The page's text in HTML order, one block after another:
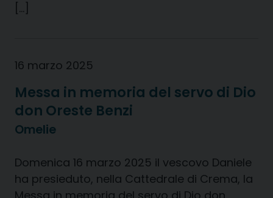
[…]
16 marzo 2025
Messa in memoria del servo di Dio
don Oreste Benzi
Omelie
Domenica 16 marzo 2025 il vescovo Daniele
ha presieduto, nella Cattedrale di Crema, la